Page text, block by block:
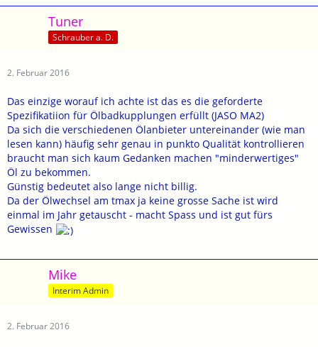
Tuner
Schrauber a. D.
2. Februar 2016
Das einzige worauf ich achte ist das es die geforderte
Spezifikatiion für Ölbadkupplungen erfüllt (JASO MA2)
Da sich die verschiedenen Ölanbieter untereinander (wie man
lesen kann) häufig sehr genau in punkto Qualität kontrollieren
braucht man sich kaum Gedanken machen "minderwertiges"
Öl zu bekommen.
Günstig bedeutet also lange nicht billig.
Da der Ölwechsel am tmax ja keine grosse Sache ist wird
einmal im Jahr getauscht - macht Spass und ist gut fürs
Gewissen
Mike
Interim Admin
2. Februar 2016